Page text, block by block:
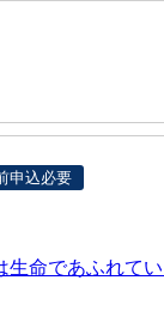
申込必要
命であふれてい